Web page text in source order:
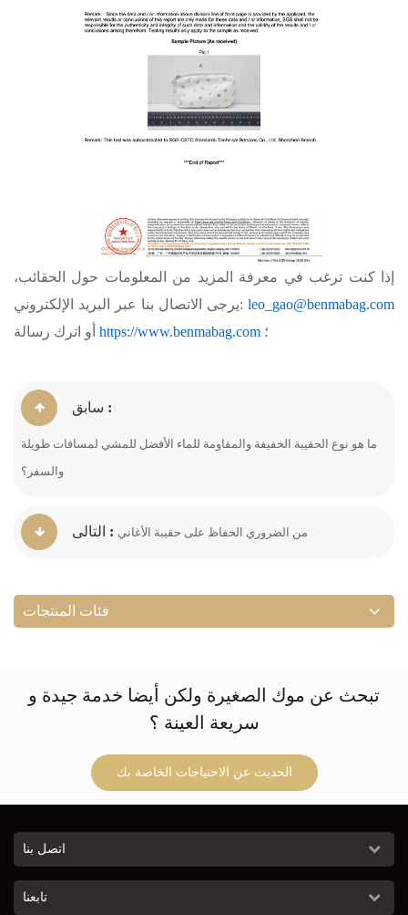
إذا كنت ترغب في معرفة المزيد من المعلومات حول الحقائب،
يرجى الاتصال بنا عبر البريد الإلكتروني: leo_gao@benmabag.com
https://www.benmabag.com ؛
سابق :
ما هو نوع الحقيبة الخفيفة والمقاومة للماء الأفضل للمشي لمسافات طويلة
والسفر؟
التالى : من الضروري الحفاظ على حقيبة الأغاني
فئات المنتجات
تبحث عن موك الصغيرة ولكن أيضا خدمة جيدة و
سريعة العينة ؟
الحديث عن الاحتياجات الخاصة بك
اتصل بنا
تابعنا